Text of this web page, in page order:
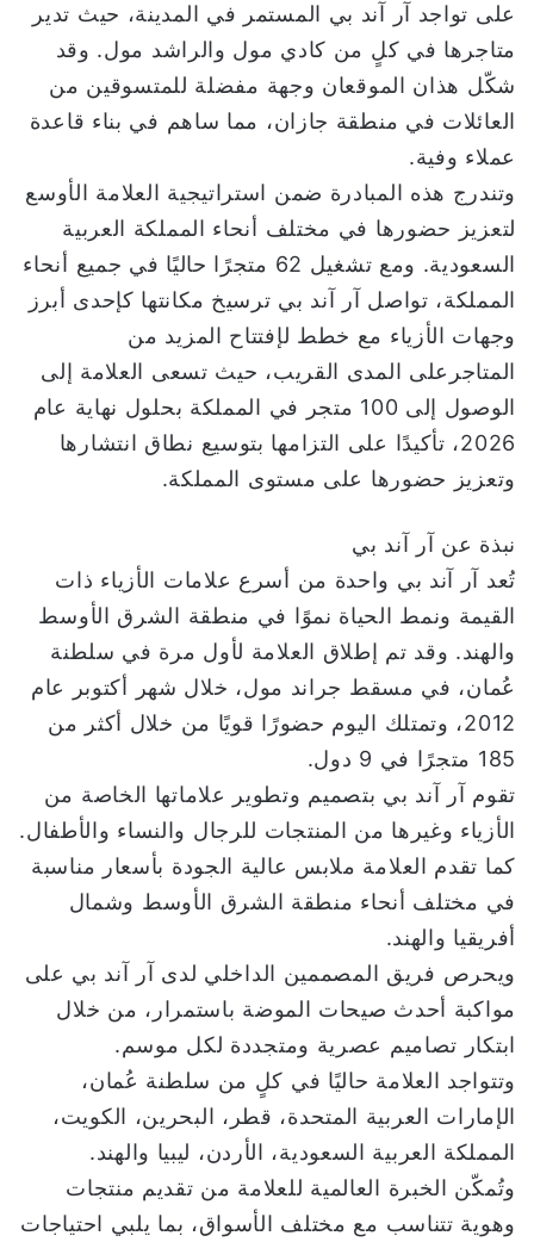
على تواجد آر آند بي المستمر في المدينة، حيث تدير
متاجرها في كلٍ من كادي مول والراشد مول. وقد
شكّل هذان الموقعان وجهة مفضلة للمتسوقين من
العائلات في منطقة جازان، مما ساهم في بناء قاعدة
عملاء وفية.
وتندرج هذه المبادرة ضمن استراتيجية العلامة الأوسع
لتعزيز حضورها في مختلف أنحاء المملكة العربية
السعودية. ومع تشغيل 62 متجرًا حاليًا في جميع أنحاء
المملكة، تواصل آر آند بي ترسيخ مكانتها كإحدى أبرز
وجهات الأزياء مع خطط لإفتتاح المزيد من
المتاجرعلى المدى القريب، حيث تسعى العلامة إلى
الوصول إلى 100 متجر في المملكة بحلول نهاية عام
2026، تأكيدًا على التزامها بتوسيع نطاق انتشارها
وتعزيز حضورها على مستوى المملكة.
نبذة عن آر آند بي
تُعد آر آند بي واحدة من أسرع علامات الأزياء ذات
القيمة ونمط الحياة نموًا في منطقة الشرق الأوسط
والهند. وقد تم إطلاق العلامة لأول مرة في سلطنة
عُمان، في مسقط جراند مول، خلال شهر أكتوبر عام
2012، وتمتلك اليوم حضورًا قويًا من خلال أكثر من
185 متجرًا في 9 دول.
تقوم آر آند بي بتصميم وتطوير علاماتها الخاصة من
الأزياء وغيرها من المنتجات للرجال والنساء والأطفال.
كما تقدم العلامة ملابس عالية الجودة بأسعار مناسبة
في مختلف أنحاء منطقة الشرق الأوسط وشمال
أفريقيا والهند.
ويحرص فريق المصممين الداخلي لدى آر آند بي على
مواكبة أحدث صيحات الموضة باستمرار، من خلال
ابتكار تصاميم عصرية ومتجددة لكل موسم.
وتتواجد العلامة حاليًا في كلٍ من سلطنة عُمان،
الإمارات العربية المتحدة، قطر، البحرين، الكويت،
المملكة العربية السعودية، الأردن، ليبيا والهند.
وتُمكّن الخبرة العالمية للعلامة من تقديم منتجات
وهوية تتناسب مع مختلف الأسواق، بما يلبي احتياجات